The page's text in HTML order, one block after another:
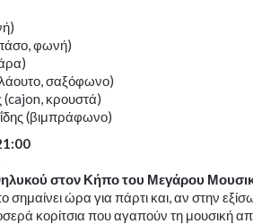
φωνή)
σαξόφωνο)
(cajon, κρουστά)
(βιμπράφωνο)
στον Κήπο του Μεγάρου
ώρα για πάρτι και, αν στην
κορίτσια που αγαπούν τη μουσική